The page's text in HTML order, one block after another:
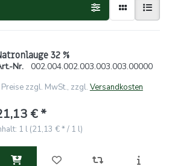
32 %
Nr. 002.004.002.003.003.003.00000
Preise zzgl. MwSt., zzgl. Versandkosten
€ *
1 l (21,13 € * / 1 l)